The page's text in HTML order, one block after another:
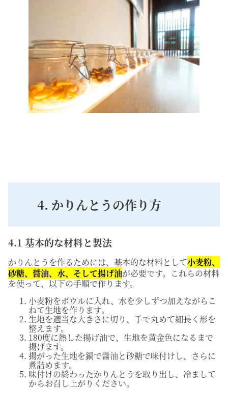
4. かりんとうの作り方
4.1 基本的な材料と製法
かりんとうを作るためには、基本的な材料として小麦粉、
砂糖、醤油、水、そして揚げ油が必要です。これらの材料
を使って、以下の手順で作ります。
小麦粉をボウルに入れ、水を少しずつ加えながらこ
ねて生地を作ります。
生地を適当な大きさに切り、手で丸めて細長く形を
整えます。
180度に熱した揚げ油で、生地を黄金色になるまで
揚げます。
揚がった生地を鍋で醤油と砂糖で味付けし、さらに
煮詰めます。
味付けの終わったかりんとうを取り出し、冷まして
からお召し上がりください。